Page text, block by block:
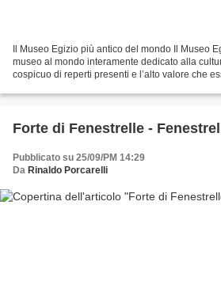
Il Museo Egizio più antico del mondo Il Museo
museo al mondo interamente dedicato alla
cospicuo di reperti presenti e l’alto valore che
Forte di Fenestrelle -
Pubblicato su 25/09/PM 14:29
Da Rinaldo Porcarelli